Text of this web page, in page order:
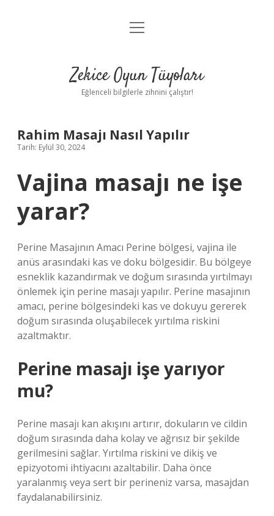
Anasayfa
Yasal Uyarı
menüyü
Zekice Oyun Tüyoları
Eğlenceli bilgilerle zihnini çalıştır!
Rahim Masajı Nasıl Yapılır
Tarih: Eylül 30, 2024
Vajina masajı ne işe
yarar?
Perine Masajının Amacı Perine bölgesi, vajina ile
anüs arasındaki kas ve doku bölgesidir. Bu bölgeye
esneklik kazandırmak ve doğum sırasında yırtılmayı
önlemek için perine masajı yapılır. Perine masajının
amacı, perine bölgesindeki kas ve dokuyu gererek
doğum sırasında oluşabilecek yırtılma riskini
azaltmaktır.
Perine masajı işe yarıyor
mu?
Perine masajı kan akışını artırır, dokuların ve cildin
doğum sırasında daha kolay ve ağrısız bir şekilde
gerilmesini sağlar. Yırtılma riskini ve dikiş ve
epizyotomi ihtiyacını azaltabilir. Daha önce
yaralanmış veya sert bir perineniz varsa, masajdan
faydalanabilirsiniz.